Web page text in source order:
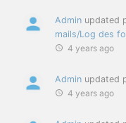
Admin updated
mails/Log des
4 years ago
Admin updated
4 years ago